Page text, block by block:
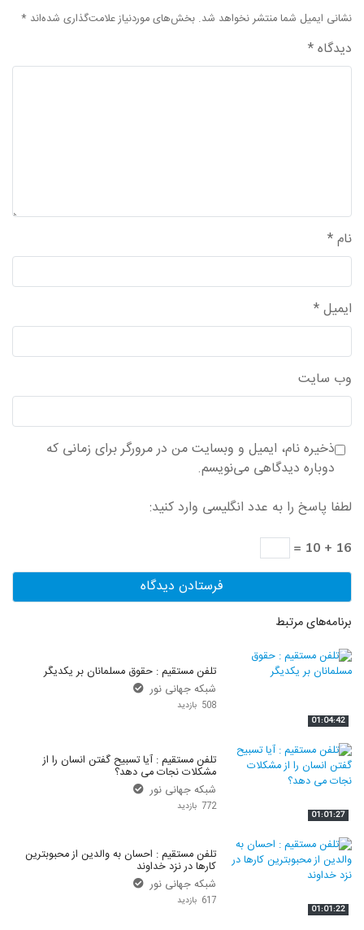
نشانی ایمیل شما منتشر نخواهد شد. بخش‌های موردنیاز علامت‌گذاری شده‌اند *
دیدگاه*
نام*
ایمیل*
وب‌ سایت
ذخیره نام، ایمیل و وبسایت من در مرورگر برای زمانی که
دوباره دیدگاهی می‌نویسم.
لطفا پاسخ را به عدد انگلیسی وارد کنید:
16 + 10 =
برنامه‌های مرتبط
01:04:42
تلفن مستقیم : حقوق مسلمانان بر یکدیگر
شبکه جهانی نور
508 بازدید
01:01:27
تلفن مستقیم : آیا تسبیح گفتن انسان را از
مشکلات نجات می دهد؟
شبکه جهانی نور
772 بازدید
01:01:22
تلفن مستقیم : احسان به والدین از محبوبترین
کارها در نزد خداوند
شبکه جهانی نور
617 بازدید